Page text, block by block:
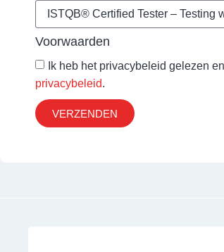
Voorwaarden
Ik heb het privacybeleid gelezen
privacybeleid.
VERZENDEN